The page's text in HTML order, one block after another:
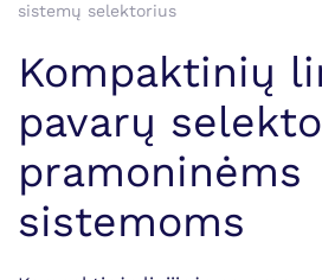
sistemų selektorius
Kompaktinių
pavarų
pramoninėms
sistemoms